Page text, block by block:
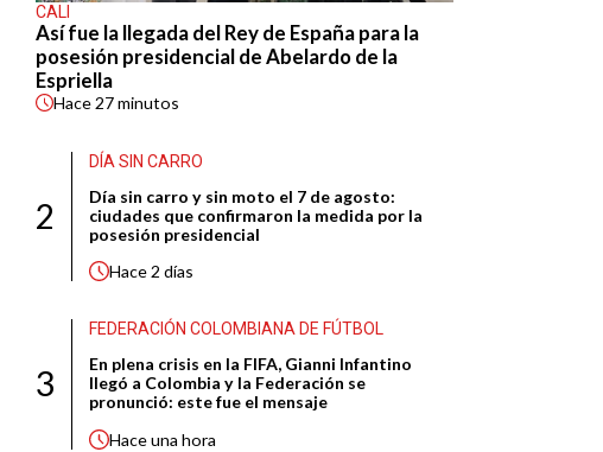
CALI
Así fue la llegada del Rey de España para la
posesión presidencial de Abelardo de la
Espriella
Hace27 minutos
2
DÍA SIN CARRO
Día sin carro y sin moto el 7 de agosto:
ciudades que confirmaron la medida por la
posesión presidencial
Hace2 días
3
FEDERACIÓN COLOMBIANA DE FÚTBOL
En plena crisis en la FIFA, Gianni Infantino
llegó a Colombia y la Federación se
pronunció: este fue el mensaje
Haceuna hora